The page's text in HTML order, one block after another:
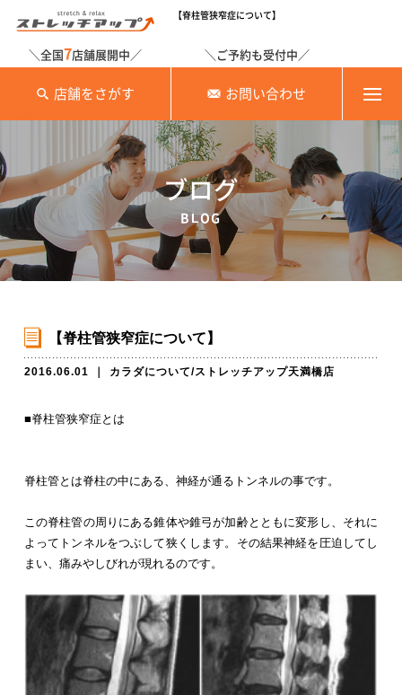
【脊柱管狭窄症について】
＼全国7店舗展開中／
店舗をさがす
＼ご予約も受付中／
お問い合わせ
ブログ
BLOG
【脊柱管狭窄症について】
2016.06.01 カラダについて/ストレッチアップ天満橋店
■脊柱管狭窄症とは
脊柱管とは脊柱の中にある、神経が通るトンネルの事です。
この脊柱管の周りにある錐体や錐弓が加齢とともに変形し、それに
よってトンネルをつぶして狭くします。その結果神経を圧迫してし
まい、痛みやしびれが現れるのです。